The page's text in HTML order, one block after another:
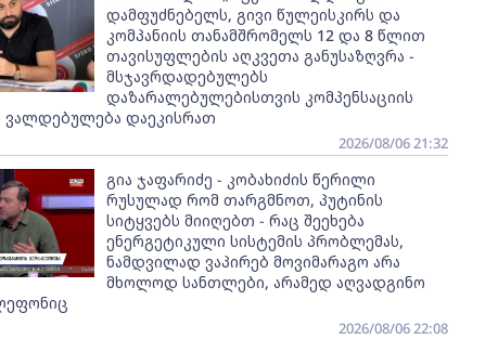
დამფუძნებელს, გივი წულეისკირს და
კომპანიის თანამშრომელს 12 და 8 წლით
თავისუფლების აღკვეთა განუსაზღვრა -
მსჯავრდადებულებს
დაზარალებულებისთვის კომპენსაციის
ვალდებულება დაეკისრათ
2026/08/06 21:32
გია ჯაფარიძე - კობახიძის წერილი
რუსულად რომ თარგმნოთ, პუტინის
სიტყვებს მიიღებთ - რაც შეეხება
ენერგეტიკული სისტემის პრობლემას,
ნამდვილად ვაპირებ მოვიმარაგო არა
მხოლოდ სანთლები, არამედ აღვადგინო
2026/08/06 22:08